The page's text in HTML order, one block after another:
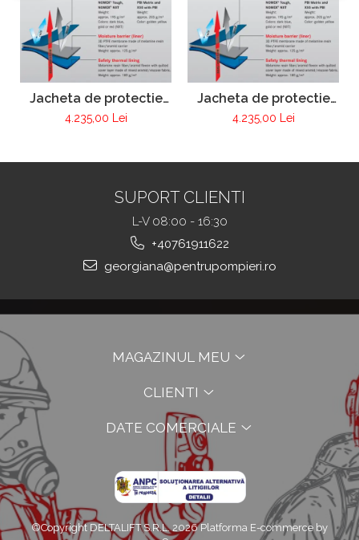
Jacheta de protectie
FIRE MAX 3 albastru
inchis, NOMEX®
4.235,00 Lei
Jacheta de protectie
FIRE MAX 3 galben,
NOMEX® Tought
4.235,00 Lei
SUPORT CLIENTI
L-V 08:00 - 16:30
+40761911622
georgiana@pentrupompieri.ro
MAGAZINUL MEU
CLIENTI
DATE COMERCIALE
©Copyright DELTALIFT S.R.L. 2026Platforma E-commerce by